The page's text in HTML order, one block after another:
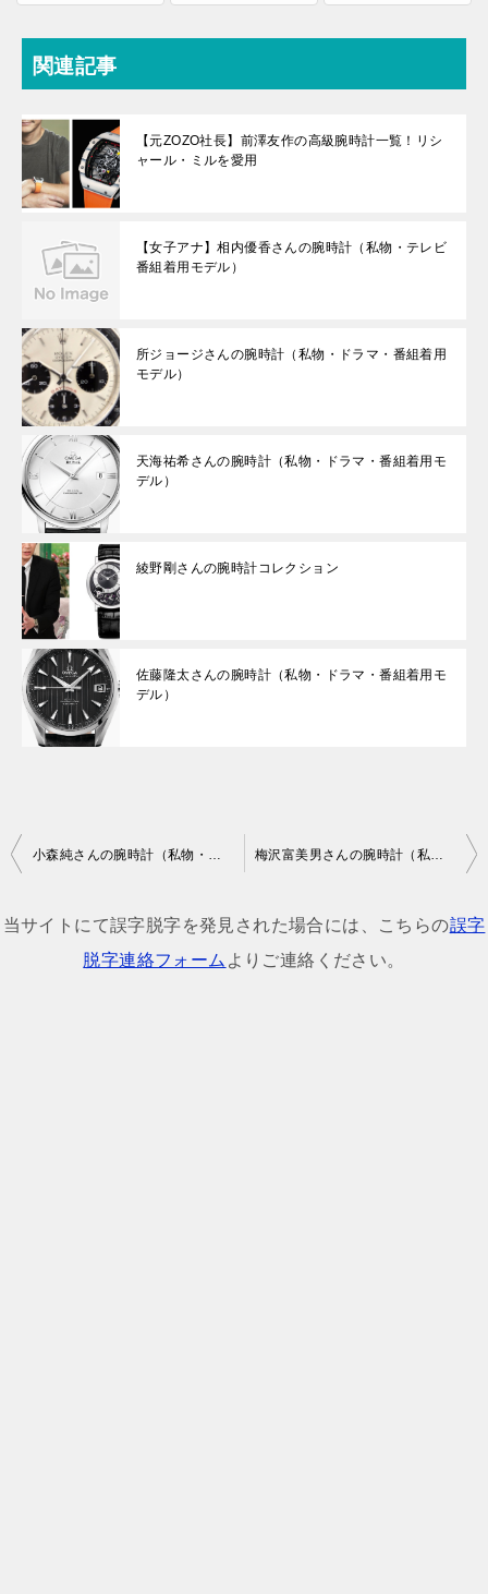
関連記事
【元ZOZO社長】前澤友作の高級腕時計一覧！リシ
ャール・ミルを愛用
【女子アナ】相内優香さんの腕時計（私物・テレビ
番組着用モデル）
所ジョージさんの腕時計（私物・ドラマ・番組着用
モデル）
天海祐希さんの腕時計（私物・ドラマ・番組着用モ
デル）
綾野剛さんの腕時計コレクション
佐藤隆太さんの腕時計（私物・ドラマ・番組着用モ
デル）
投
ナ
小森純さんの腕時計（私物・番組着用モデル） 梅沢富美男さんの腕時計（私物・ドラマ・番組着用モデル）
当サイトにて誤字脱字を発見された場合には、こちらの誤字
脱字連絡フォーム よりご連絡ください。